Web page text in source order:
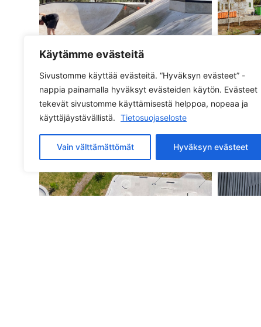
Käytämme evästeitä
Sivustomme käyttää evästeitä. “Hyväksyn evästeet” -
nappia painamalla hyväksyt evästeiden käytön. Evästeet
tekevät sivustomme käyttämisestä helppoa, nopeaa ja
käyttäjäystävällistä. Tietosuojaseloste
Vain välttämättömät Hyväksyn evästeet
FINSPÅNGIN
SKEITTIPUISTO,
FINSPÅNG, RUOTSI